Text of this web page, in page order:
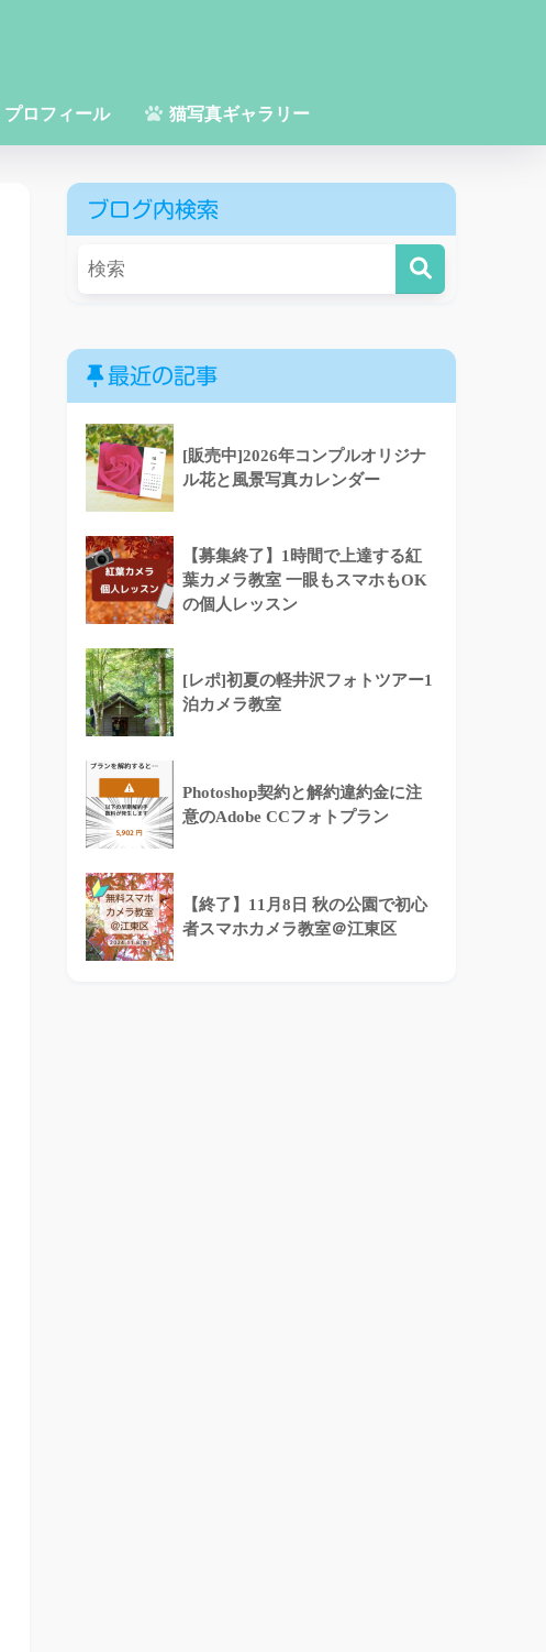
プロフィール 猫写真ギャラリー
ブログ内検索
最近の記事
[販売中]2026年コンプルオリジナ
ル花と風景写真カレンダー
【募集終了】1時間で上達する紅
葉カメラ教室 一眼もスマホもOK
の個人レッスン
[レポ]初夏の軽井沢フォトツアー1
泊カメラ教室
Photoshop契約と解約違約金に注
意のAdobe CCフォトプラン
【終了】11月8日 秋の公園で初心
者スマホカメラ教室＠江東区